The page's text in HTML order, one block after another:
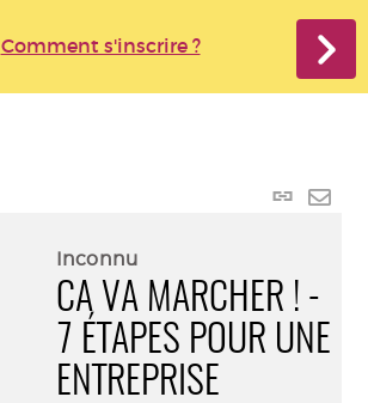
Comment s'inscrire ?
Lien
Inconnu
CA VA MARCHER ! -
7 ÉTAPES POUR UNE
ENTREPRISE